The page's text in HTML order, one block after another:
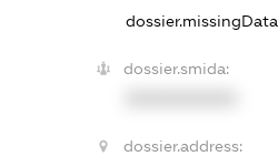
dossier.missingData
dossier.smida:
dossier.address: